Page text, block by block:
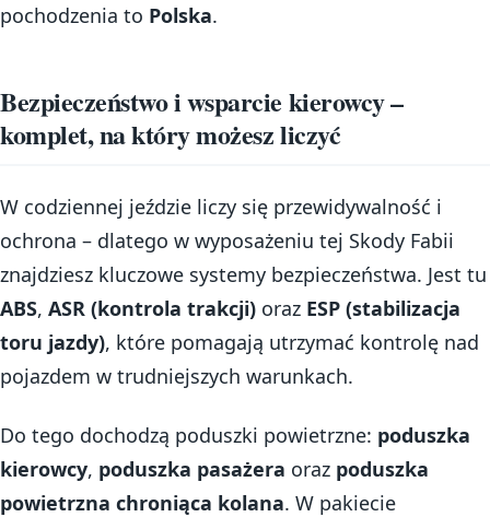
pochodzenia to Polska.
Bezpieczeństwo i wsparcie kierowcy –
komplet, na który możesz liczyć
W codziennej jeździe liczy się przewidywalność i
ochrona – dlatego w wyposażeniu tej Skody Fabii
znajdziesz kluczowe systemy bezpieczeństwa. Jest tu
ABS, ASR (kontrola trakcji) oraz ESP (stabilizacja
toru jazdy), które pomagają utrzymać kontrolę nad
pojazdem w trudniejszych warunkach.
Do tego dochodzą poduszki powietrzne: poduszka
kierowcy, poduszka pasażera oraz poduszka
powietrzna chroniąca kolana. W pakiecie